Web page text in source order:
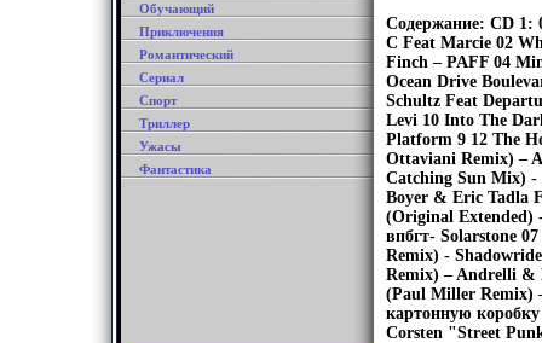
Обучающий
Приключения
Романтический
Сериал
Спорт
Триллер
Ужасы
Фантастика
Содержание: CD 1:
C Feat Marcie 02
Finch – PAFF 04
Ocean Drive
Schultz Feat
Levi 10 Into The
Platform 9 12 The
Ottaviani Remix) –
Catching Sun Mix) -
Boyer & Eric Tadla
(Original Extended)
впбгт- Solarstone
Remix) -
Remix) – Andrelli &
(Paul Miller Remix)
картонную
Corsten "Street